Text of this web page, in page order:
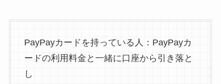
PayPayカードを持っている人：PayPayカ
ードの利用料金と一緒に口座から引き落と
し